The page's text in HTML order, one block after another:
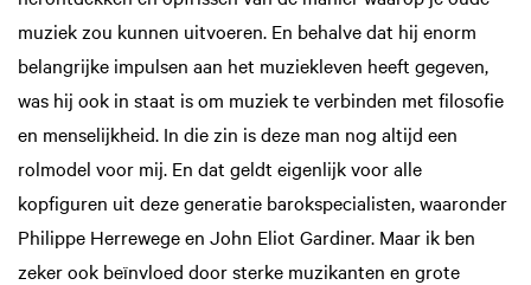
muziek zou kunnen uitvoeren. En behalve dat hij enorm
belangrijke impulsen aan het muziekleven heeft gegeven,
was hij ook in staat is om muziek te verbinden met filosofie
en menselijkheid. In die zin is deze man nog altijd een
rolmodel voor mij. En dat geldt eigenlijk voor alle
kopfiguren uit deze generatie barokspecialisten, waaronder
Philippe Herrewege en John Eliot Gardiner. Maar ik ben
zeker ook beïnvloed door sterke muzikanten en grote